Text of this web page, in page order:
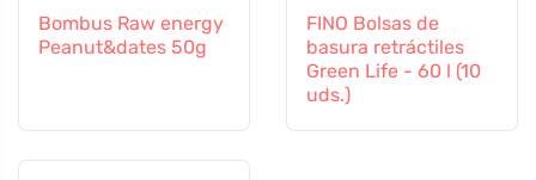
Bombus Raw energy
Peanut&dates 50g
FINO Bolsas de
basura retráctiles
Green Life - 60 l (10
uds.)